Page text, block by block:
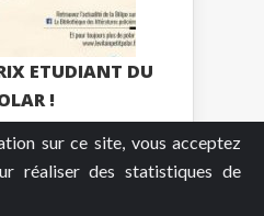
sur ce site, vous acceptez
réaliser des statistiques de
ETUDIANT DU
!